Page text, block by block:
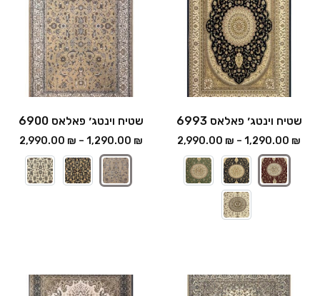
שטיח וינטג׳ פאלאס 6993
1,290.00 ₪
–
2,990.00 ₪
שטיח וינטג׳ פאלאס 6900
1,290.00 ₪
–
2,990.00 ₪